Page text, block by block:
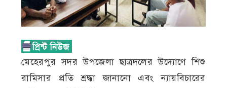
মেহেরপুর সদর উপজেলা ছাত্রদলের উদ্যোগে শিশু
রামিসার প্রতি শ্রদ্ধা জানানো এবং ন্যায়বিচারের